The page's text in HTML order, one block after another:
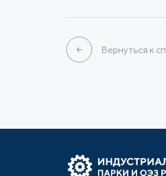
Вернуться к